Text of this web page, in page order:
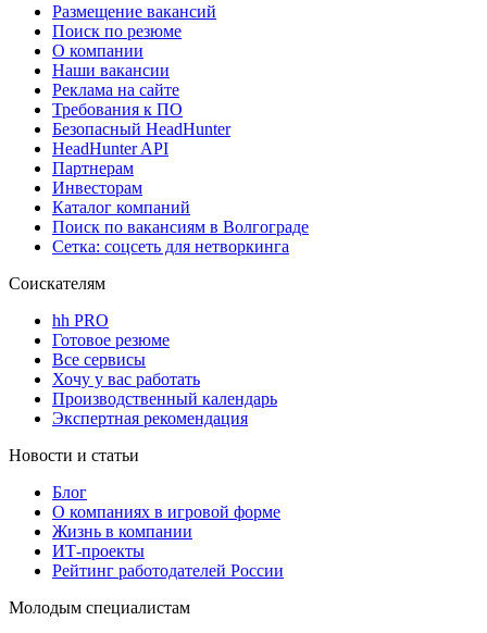
Размещение вакансий
Поиск по резюме
О компании
Наши вакансии
Реклама на сайте
Требования к ПО
Безопасный HeadHunter
HeadHunter API
Партнерам
Инвесторам
Каталог компаний
Поиск по вакансиям в Волгограде
Сетка: соцсеть для нетворкинга
Соискателям
hh PRO
Готовое резюме
Все сервисы
Хочу у вас работать
Производственный календарь
Экспертная рекомендация
Новости и статьи
Блог
О компаниях в игровой форме
Жизнь в компании
ИТ-проекты
Рейтинг работодателей России
Молодым специалистам